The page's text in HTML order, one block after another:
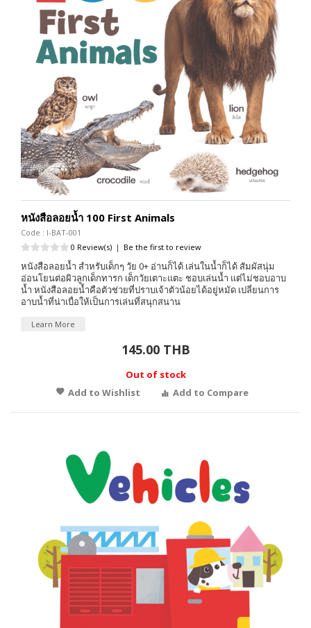
หนังสือลอยน้ำ 100 First Animals
Code : I-BAT-001
0 Review(s) | Be the first to review
หนังสือลอยน้ำ สำหรับเด็กๆ วัย 0+ อ่านก็ได้ เล่นในน้ำก็ได้ สัมผัสนุ่ม
อ่อนโยนต่อผิวลูกเด็กทารก เด็กวัยเตาะแตะ ชอบเล่นน้ำ แต่ไม่ชอบอาบ
น้ำ หนังสือลอยน้ำคือตัวช่วยที่ปราบเจ้าตัวน้อยได้อยู่หมัด เปลี่ยนการ
อาบน้ำที่น่าเบื่อให้เป็นการเล่นที่สนุกสนาน
Learn More
145.00 THB
Out of stock
Add to Wishlist
Add to Compare